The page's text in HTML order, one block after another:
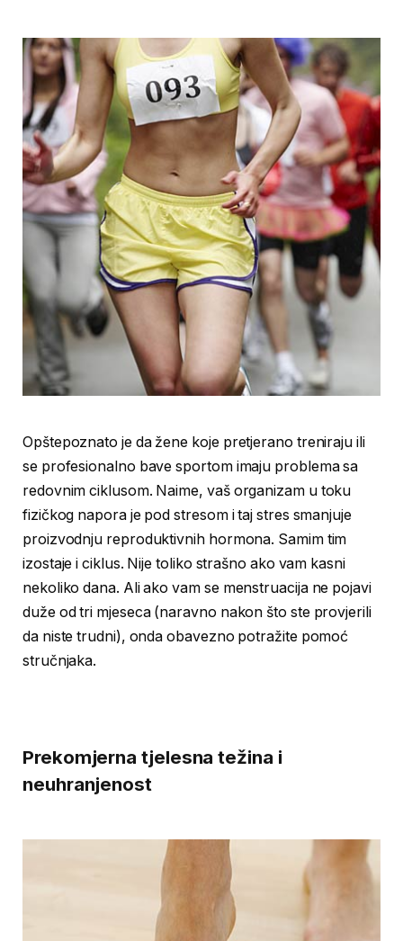
Opštepoznato je da žene koje pretjerano treniraju ili
se profesionalno bave sportom imaju problema sa
redovnim ciklusom. Naime, vaš organizam u toku
fizičkog napora je pod stresom i taj stres smanjuje
proizvodnju reproduktivnih hormona. Samim tim
izostaje i ciklus. Nije toliko strašno ako vam kasni
nekoliko dana. Ali ako vam se menstruacija ne pojavi
duže od tri mjeseca (naravno nakon što ste provjerili
da niste trudni), onda obavezno potražite pomoć
stručnjaka.
Prekomjerna tjelesna težina i
neuhranjenost